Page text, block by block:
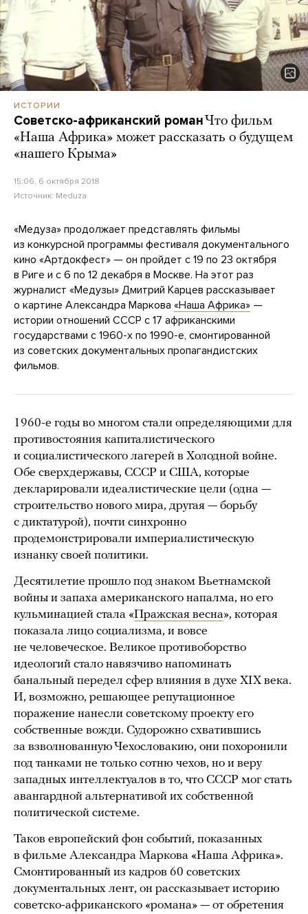
ИСТОРИИ
Советско-африканский роман Что фильм
«Наша Африка» может рассказать о будущем
«нашего Крыма»
15:06, 6 октября 2018
Источник: Meduza
«Медуза» продолжает представлять фильмы
из конкурсной программы фестиваля документального
кино «Артдокфест» — он пройдет с 19 по 23 октября
в Риге и с 6 по 12 декабря в Москве. На этот раз
журналист «Медузы» Дмитрий Карцев рассказывает
о картине Александра Маркова «Наша Африка» —
истории отношений СССР с 17 африканскими
государствами с 1960-х по 1990-е, смонтированной
из советских документальных пропагандистских
фильмов.
1960-е годы во многом стали определяющими для
противостояния капиталистического
и социалистического лагерей в Холодной войне.
Обе сверхдержавы, СССР и США, которые
декларировали идеалистические цели (одна —
строительство нового мира, другая — борьбу
с диктатурой), почти синхронно
продемонстрировали империалистическую
изнанку своей политики.
Десятилетие прошло под знаком Вьетнамской
войны и запаха американского напалма, но его
кульминацией стала «Пражская весна», которая
показала лицо социализма, и вовсе
не человеческое. Великое противоборство
идеологий стало навязчиво напоминать
банальный передел сфер влияния в духе XIX века.
И, возможно, решающее репутационное
поражение нанесли советскому проекту его
собственные вожди. Судорожно схватившись
за взволнованную Чехословакию, они похоронили
под танками не только сотню чехов, но и веру
западных интеллектуалов в то, что СССР мог стать
авангардной альтернативой их собственной
политической системе.
Таков европейский фон событий, показанных
в фильме Александра Маркова «Наша Африка».
Смонтированный из кадров 60 советских
документальных лент, он рассказывает историю
советско-африканского «романа» — от обретения